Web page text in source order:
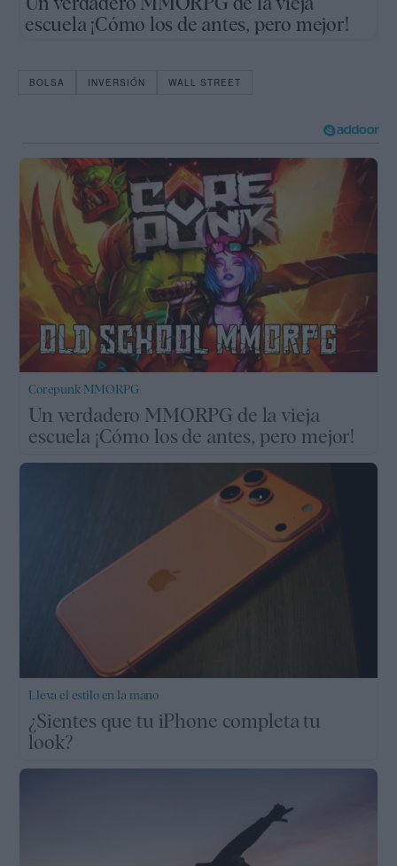
escuela ¡Cómo los de antes, pero mejor!
BOLSA INVERSIÓN WALL STREET
Corepunk MMORPG
Un verdadero MMORPG de la vieja
escuela ¡Cómo los de antes, pero mejor!
Lleva el estilo en la mano
¿Sientes que tu iPhone completa tu
look?